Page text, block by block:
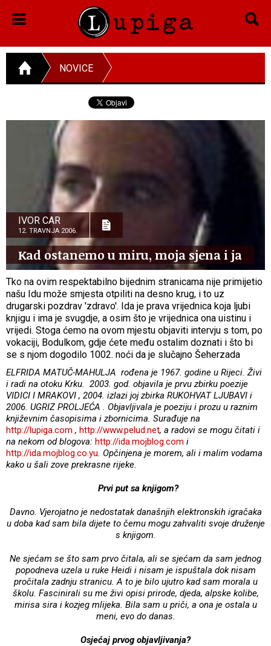
NOVICE
IVOR CAR
12. TRAVNJA 2006.
Kad ostanemo u miru, moja sjena i ja
Tko na ovim respektabilno bijednim stranicama nije primijetio
našu Idu može smjesta otpiliti na desno krug, i to uz
drugarski pozdrav 'zdravo'. Ida je prava vrijednica koja ljubi
knjigu i ima je svugdje, a osim što je vrijednica ona uistinu i
vrijedi. Stoga ćemo na ovom mjestu objaviti intervju s tom, po
vokaciji, Bodulkom, gdje ćete među ostalim doznati i što bi
se s njom dogodilo 1002. noći da je slučajno Šeherzada
ELFRIDA MATUČ-MAHULJA rođena je 1967. godine u Rijeci. Živi
i radi na otoku Krku. 2003. god. objavila je prvu zbirku poezije
VIDICI I MRAKOVI , 2004. izlazi joj zbirka RUKOHVAT LJUBAVI i
2006. UGRIZ PROLJEĆA . Objavljivala je poeziju i prozu u raznim
književnim časopisima i zbornicima. Surađuje na
http://lupiga.com , http://www.pelud.net, a radovi se mogu čitati i
na nekom od blogova: http://ida.mojblog.com i
http://ida.mojblog.co.yu. Opčinjena je morem, ali i malim vodama
kako u šali zove prekrasne rijeke.
Prvi put sa knjigom?
Davno. Vjerojatno je nedostatak današnjih elektronskih igračaka
u doba kad sam bila dijete to čemu mogu zahvaliti svoje druženje
s knjigom.
Ne sjećam se što sam prvo čitala, ali se sjećam da sam jednog
popodneva uzela u ruke Heidi i nisam je ispuštala dok nisam
pročitala zadnju stranicu. A to je bilo ujutro kad sam morala u
školu. Fascinirali su me živi opisi prirode, djeda, alpske kolibe,
mirisa sira i kozjeg mlijeka. Bila sam u priči, a ona je ostala u
meni, evo do danas.
Osjećaj prvog objavljivanja?